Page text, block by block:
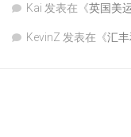
Kai 发表在《英国美
KevinZ 发表在《汇